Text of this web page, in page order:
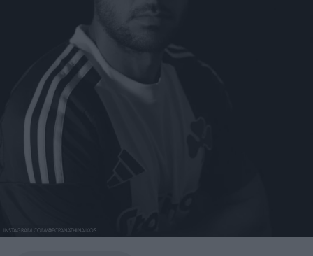
INSTAGRAM.COM/@FCPANATHINAIKOS